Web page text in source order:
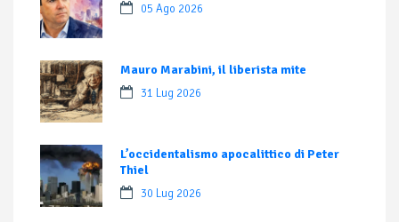
05 Ago 2026
Mauro Marabini, il liberista mite
31 Lug 2026
L’occidentalismo apocalittico di Peter
Thiel
30 Lug 2026